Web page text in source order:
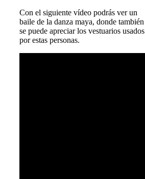
Con el siguiente vídeo podrás ver un
baile de la danza maya, donde también
se puede apreciar los vestuarios usados
por estas personas.